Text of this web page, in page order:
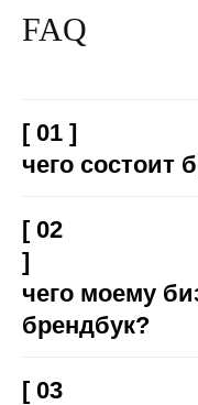
FAQ
[
чего состоит
[ 02
]
чего моему
брендбук?
[ 03